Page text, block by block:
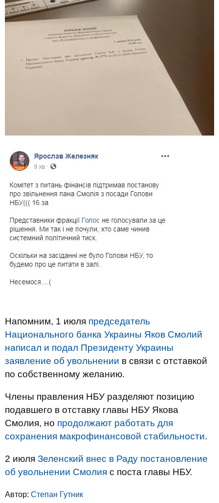
Напомним, 1 июля председатель
Национального банка Украины Яков Смолий
написал и подал Президенту Украины
заявление об увольнении в связи с отставкой
по собственному желанию.
Члены правления НБУ разделяют позицию
подавшего в отставку главы НБУ Якова
Смолия, но продолжают работать для
сохранения макрофинансовой стабильности.
2 июля Зеленский внес в Раду постановление
об увольнении Смолия с поста главы НБУ.
Автор: Степан Гутник